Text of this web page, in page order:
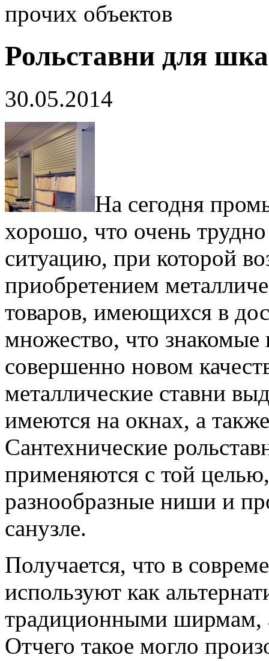
прочих объектов
Рольставни для
30.05.2014
На сегодня
хорошо, что очень
ситуацию, при которой
приобретением
товаров, имеющихся в
множество, что
совершенно новом
металлические ставни
имеются на окнах, а
Сантехнические
применяются с той
разнообразные ниши и
санузле.
Получается, что в
используют как
традиционными ширмам,
Отчего такое могло